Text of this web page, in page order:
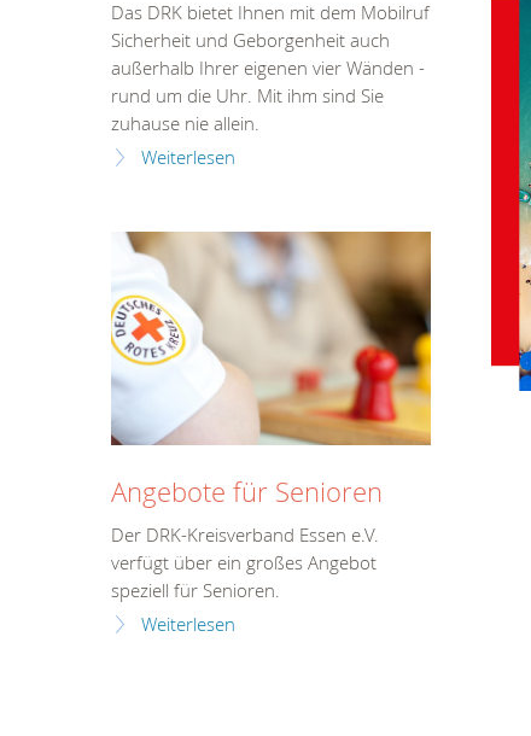
Das DRK bietet Ihnen mit dem Mobilruf
Sicherheit und Geborgenheit auch
außerhalb Ihrer eigenen vier Wänden -
rund um die Uhr. Mit ihm sind Sie
zuhause nie allein.
Weiterlesen
Angebote für Senioren
Der DRK-Kreisverband Essen e.V.
verfügt über ein großes Angebot
speziell für Senioren.
Weiterlesen